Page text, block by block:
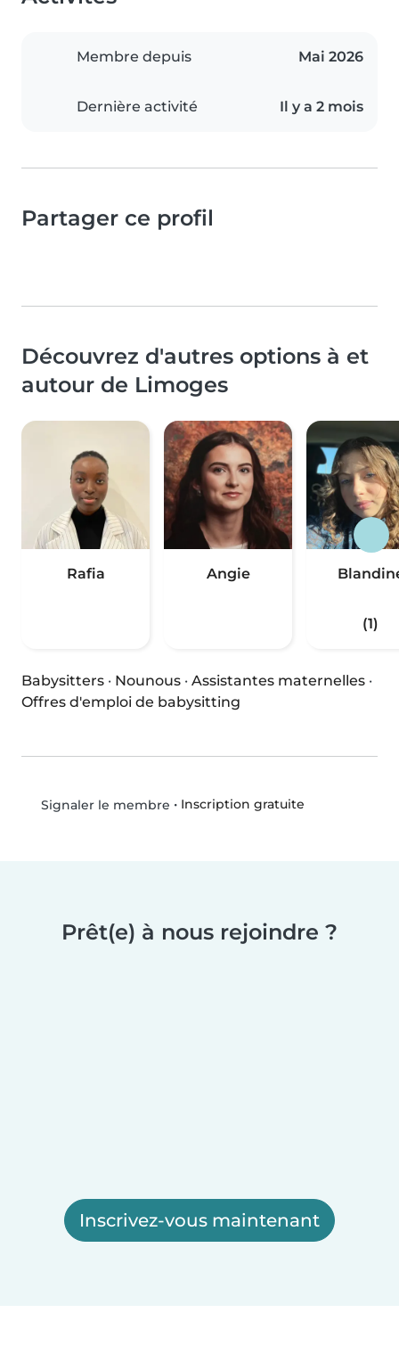
Membre depuis Mai 2026
Dernière activité Il y a 2 mois
Partager ce profil
Découvrez d'autres options à et
autour de Limoges
Rafia Angie
(1)
Babysitters · Nounous · Assistantes maternelles ·
Offres d'emploi de babysitting
Signaler le membre • Inscription gratuite
Prêt(e) à nous rejoindre ?
Inscrivez-vous maintenant